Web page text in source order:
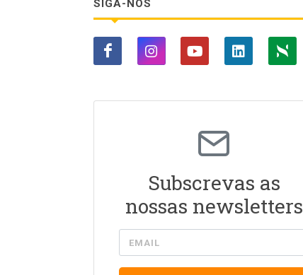
SIGA-NOS
Subscrevas as
nossas newsletters
EMAIL